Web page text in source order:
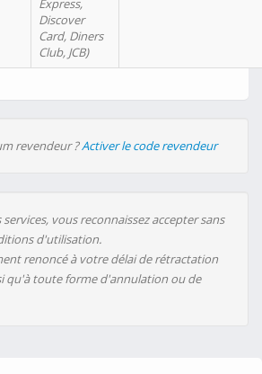
Express,
Discover
Card, Diners
Club, JCB)
revendeur ?Activer le code revendeur
vous reconnaissez accepter sans
d'utilisation.
renoncé à votre délai de rétractation
qu'à toute forme d'annulation ou de